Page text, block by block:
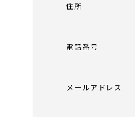
住所
電話番号
メールアドレス